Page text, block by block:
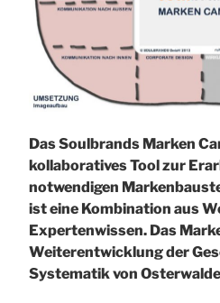
Das Soulbrands Marken
kollaboratives Tool zur
notwendigen
ist eine Kombination aus
Expertenwissen. Das
Weiterentwicklung der
Systematik von